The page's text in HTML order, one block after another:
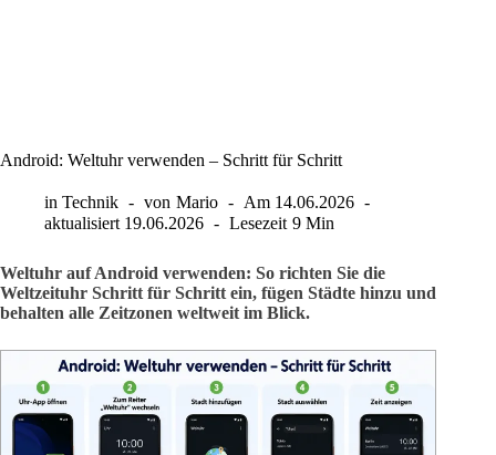
Android: Weltuhr verwenden – Schritt für Schritt
in Technik von Mario Am 14.06.2026
aktualisiert 19.06.2026 Lesezeit 9 Min
Weltuhr auf Android verwenden: So richten Sie die
Weltzeituhr Schritt für Schritt ein, fügen Städte hinzu und
behalten alle Zeitzonen weltweit im Blick.